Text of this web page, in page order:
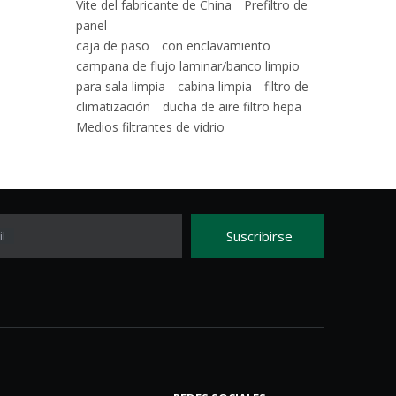
Vite del fabricante de China
Prefiltro de
panel
caja de paso
con enclavamiento
campana de flujo laminar/banco limpio
para sala limpia
cabina limpia
filtro de
climatización
ducha de aire filtro hepa
Medios filtrantes de vidrio
Suscribirse